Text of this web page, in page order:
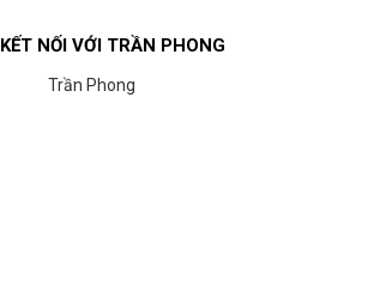
KẾT NỐI VỚI TRẦN PHONG
Trần Phong